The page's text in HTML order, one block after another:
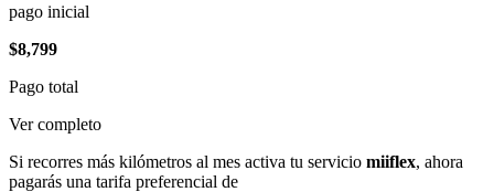
pago inicial
$8,799
Pago total
Ver completo
Si recorres más kilómetros al mes activa tu servicio miiflex, ahora
pagarás una tarifa preferencial de